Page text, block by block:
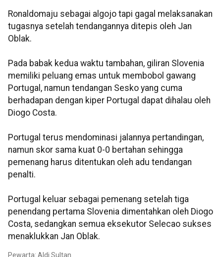
Ronaldomaju sebagai algojo tapi gagal melaksanakan
tugasnya setelah tendangannya ditepis oleh Jan
Oblak.
Pada babak kedua waktu tambahan, giliran Slovenia
memiliki peluang emas untuk membobol gawang
Portugal, namun tendangan Sesko yang cuma
berhadapan dengan kiper Portugal dapat dihalau oleh
Diogo Costa.
Portugal terus mendominasi jalannya pertandingan,
namun skor sama kuat 0-0 bertahan sehingga
pemenang harus ditentukan oleh adu tendangan
penalti.
Portugal keluar sebagai pemenang setelah tiga
penendang pertama Slovenia dimentahkan oleh Diogo
Costa, sedangkan semua eksekutor Selecao sukses
menaklukkan Jan Oblak.
Pewarta: Aldi Sultan